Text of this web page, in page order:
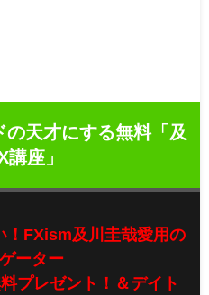
天才にする無料「及
講座」
！FXism及川圭哉愛用の
ーター
プレゼント！＆デイト